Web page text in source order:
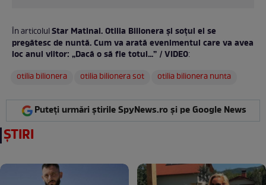
În articolulStar Matinal. Otilia Bilionera și soțul ei se
pregătesc de nuntă. Cum va arată evenimentul care va avea
loc anul viitor: „Dacă o să fie totul...” / VIDEO:
otilia bilionera
otilia bilionera sot otilia bilionera nunta
Puteți urmări știrile SpyNews.ro și pe Google News
ȘTIRI